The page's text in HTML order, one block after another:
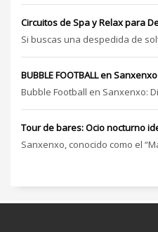
Circuitos de Spa y Relax para
Si buscas una despedida de
BUBBLE FOOTBALL en Sanxenxo
Bubble Football en Sanxenxo:
Tour de bares: Ocio nocturno
Sanxenxo, conocido como el